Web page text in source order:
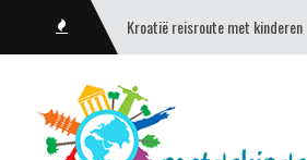
Kroatië reisroute met kinderen